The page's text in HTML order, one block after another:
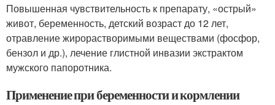
Повышенная чувствительность к препарату, «острый»
живот, беременность, детский возраст до 12 лет,
отравление жирорастворимыми веществами (фосфор,
бензол и др.), лечение глистной инвазии экстрактом
мужского папоротника.
Применение при беременности и кормлении